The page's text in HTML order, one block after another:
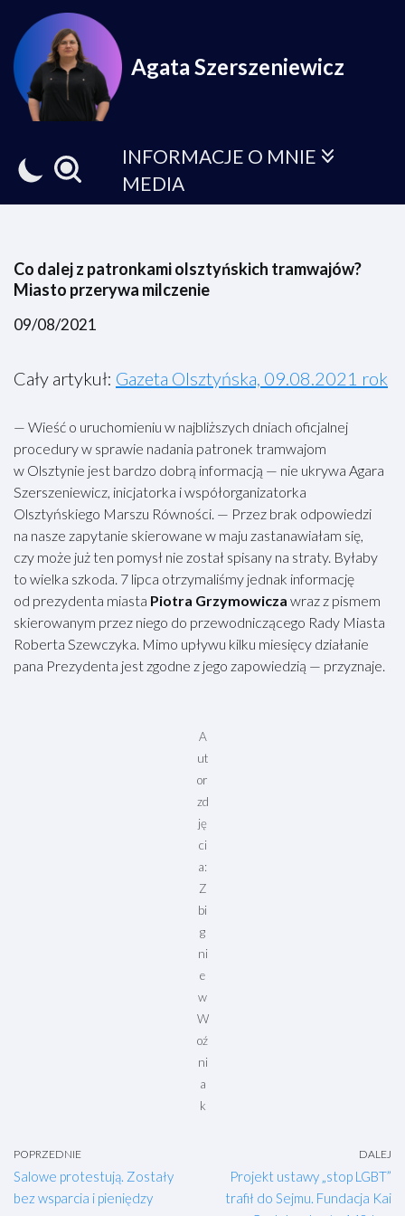
Przejdź
do
treści
Agata Szerszeniewicz
INFORMACJE O MNIE
MEDIA
Co dalej z patronkami olsztyńskich tramwajów?
Miasto przerywa milczenie
09/08/2021
Cały artykuł: Gazeta Olsztyńska, 09.08.2021 rok
— Wieść o uruchomieniu w najbliższych dniach oficjalnej
procedury w sprawie nadania patronek tramwajom
w Olsztynie jest bardzo dobrą informacją — nie ukrywa Agara
Szerszeniewicz, inicjatorka i współorganizatorka
Olsztyńskiego Marszu Równości. — Przez brak odpowiedzi
na nasze zapytanie skierowane w maju zastanawiałam się,
czy może już ten pomysł nie został spisany na straty. Byłaby
to wielka szkoda. 7 lipca otrzymaliśmy jednak informację
od prezydenta miasta Piotra Grzymowicza wraz z pismem
skierowanym przez niego do przewodniczącego Rady Miasta
Roberta Szewczyka. Mimo upływu kilku miesięcy działanie
pana Prezydenta jest zgodne z jego zapowiedzią — przyznaje.
A
ut
or
zd
ję
ci
a:
Z
bi
g
ni
e
w
W
oź
ni
a
k
POPRZEDNIE
Salowe protestują. Zostały
bez wsparcia i pieniędzy
DALEJ
Projekt ustawy „stop LGBT”
trafił do Sejmu. Fundacja Kai